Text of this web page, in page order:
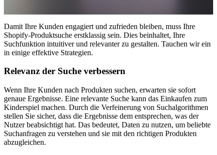
Damit Ihre Kunden engagiert und zufrieden bleiben, muss Ihre
Shopify-Produktsuche erstklassig sein. Dies beinhaltet, Ihre
Suchfunktion intuitiver und relevanter zu gestalten. Tauchen wir ein
in einige effektive Strategien.
Relevanz der Suche verbessern
Wenn Ihre Kunden nach Produkten suchen, erwarten sie sofort
genaue Ergebnisse. Eine relevante Suche kann das Einkaufen zum
Kinderspiel machen. Durch die Verfeinerung von Suchalgorithmen
stellen Sie sicher, dass die Ergebnisse dem entsprechen, was der
Nutzer beabsichtigt hat. Das bedeutet, Daten zu nutzen, um beliebte
Suchanfragen zu verstehen und sie mit den richtigen Produkten
abzugleichen.